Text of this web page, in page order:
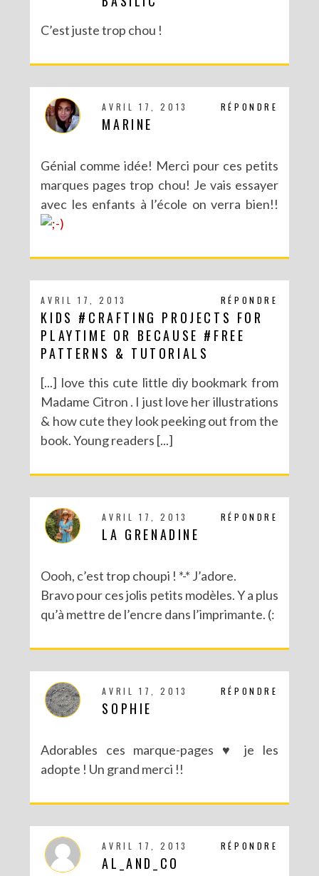
C’est juste trop chou !
RÉPONDRE
AVRIL 17, 2013
MARINE
Génial comme idée! Merci pour ces petits
marques pages trop chou! Je vais essayer
avec les enfants à l’école on verra bien!!
RÉPONDRE
AVRIL 17, 2013
KIDS #CRAFTING PROJECTS FOR
PLAYTIME OR BECAUSE #FREE
PATTERNS & TUTORIALS
[...] love this cute little diy bookmark from
Madame Citron . I just love her illustrations
& how cute they look peeking out from the
book. Young readers [...]
RÉPONDRE
AVRIL 17, 2013
LA GRENADINE
Oooh, c’est trop choupi ! *-* J’adore.
Bravo pour ces jolis petits modèles. Y a plus
qu’à mettre de l’encre dans l’imprimante. (:
RÉPONDRE
AVRIL 17, 2013
SOPHIE
Adorables ces marque-pages ♥ je les
adopte ! Un grand merci !!
RÉPONDRE
AVRIL 17, 2013
AL_AND_CO